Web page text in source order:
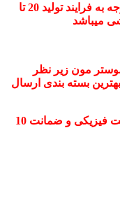
زمان تحویل محصولات سفارشی ساز با توجه به فرایند تولید 20 تا
مون زیر نظر
بسته بندی ارسال
محصولات لوستر مون داری ضمانت سلامت فیزیکی و ضمانت 10